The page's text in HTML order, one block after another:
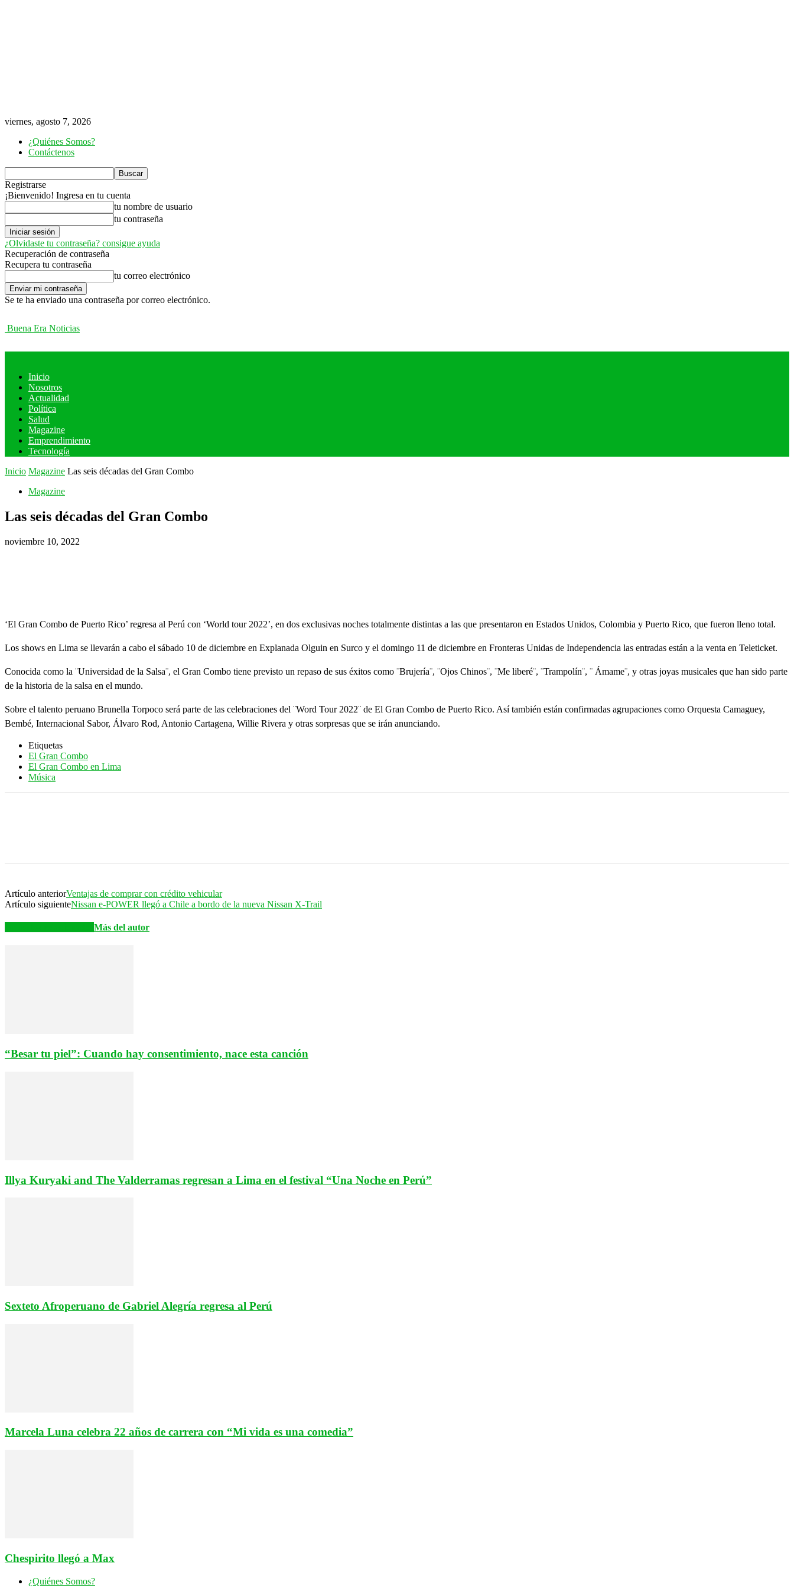
viernes, agosto 7, 2026
¿Quiénes Somos?
Contáctenos
Registrarse
¡Bienvenido! Ingresa en tu cuenta
tu nombre de usuario
tu contraseña
¿Olvidaste tu contraseña? consigue ayuda
Recuperación de contraseña
Recupera tu contraseña
tu correo electrónico
Se te ha enviado una contraseña por correo electrónico.
Buena Era Noticias
Inicio
Nosotros
Actualidad
Política
Salud
Magazine
Emprendimiento
Tecnología
Inicio Magazine Las seis décadas del Gran Combo
Magazine
Las seis décadas del Gran Combo
noviembre 10, 2022
‘El Gran Combo de Puerto Rico’ regresa al Perú con ‘World tour 2022’, en dos exclusivas noches totalmente distintas a las que presentaron en Estados Unidos, Colombia y Puerto Rico, que fueron lleno total.
Los shows en Lima se llevarán a cabo el sábado 10 de diciembre en Explanada Olguin en Surco y el domingo 11 de diciembre en Fronteras Unidas de Independencia las entradas están a la venta en Teleticket.
Conocida como la ¨Universidad de la Salsa¨, el Gran Combo tiene previsto un repaso de sus éxitos como ¨Brujería¨, ¨Ojos Chinos¨, ¨Me liberé¨, ¨Trampolín¨, ¨ Ámame¨, y otras joyas musicales que han sido parte
de la historia de la salsa en el mundo.
Sobre el talento peruano Brunella Torpoco será parte de las celebraciones del ¨Word Tour 2022¨ de El Gran Combo de Puerto Rico. Así también están confirmadas agrupaciones como Orquesta Camaguey,
Bembé, Internacional Sabor, Álvaro Rod, Antonio Cartagena, Willie Rivera y otras sorpresas que se irán anunciando.
Etiquetas
El Gran Combo
El Gran Combo en Lima
Música
Artículo anteriorVentajas de comprar con crédito vehicular
Artículo siguienteNissan e-POWER llegó a Chile a bordo de la nueva Nissan X-Trail
Más del autor
“Besar tu piel”: Cuando hay consentimiento, nace esta canción
Illya Kuryaki and The Valderramas regresan a Lima en el festival “Una Noche en Perú”
Sexteto Afroperuano de Gabriel Alegría regresa al Perú
Marcela Luna celebra 22 años de carrera con “Mi vida es una comedia”
Chespirito llegó a Max
¿Quiénes Somos?